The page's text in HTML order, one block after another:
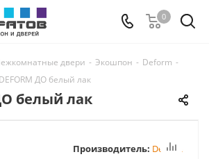
0
двери - Экошпон - Deform -
ДО белый лак
белый лак
Производитель: Deform